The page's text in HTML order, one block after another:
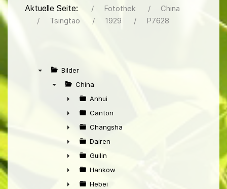
Aktuelle Seite: Fotothek
China
Tsingtao
1929 P7628
Bilder
China
►
Anhui
►
Canton
►
Changsha
►
Dairen
►
Guilin
►
Hankow
Hebei